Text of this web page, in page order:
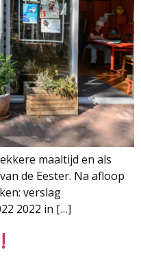
maaltijd en als
de Eester. Na afloop
verslag
2022 in […]